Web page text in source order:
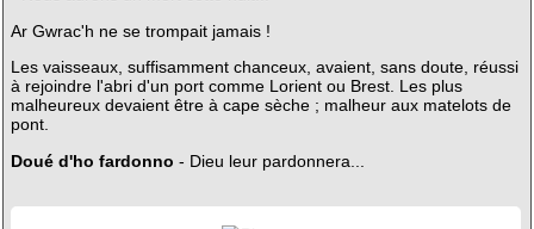
Ar Gwrac'h ne se trompait jamais !
Les vaisseaux, suffisamment chanceux, avaient, sans doute, réussi
à rejoindre l'abri d'un port comme Lorient ou Brest. Les plus
malheureux devaient être à cape sèche ; malheur aux matelots de
pont.
Doué d'ho fardonno - Dieu leur pardonnera...